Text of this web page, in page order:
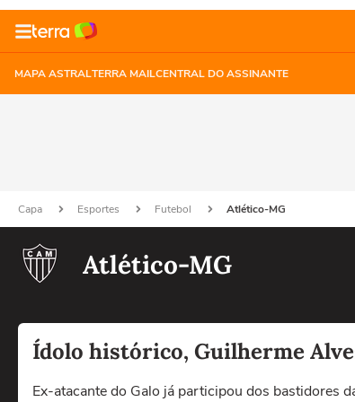
MAPA ASTRALTERRA MAILCENTRAL DO ASSINANTE
Capa Esportes Futebol Atlético-MG
Atlético-MG
Ídolo histórico, Guilherme
Ex-atacante do Galo já participou dos bastidores